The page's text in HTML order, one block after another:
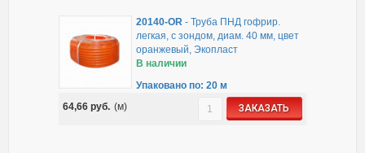
20140-OR -Труба ПНД гофрир.
легкая, с зондом, диам. 40 мм, цвет
оранжевый, Экопласт
В наличии
Упаковано по: 20 м
64,66руб. (м) ЗАКАЗАТЬ